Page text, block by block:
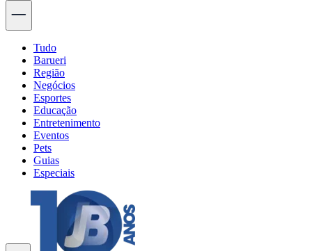
Tudo
Barueri
Região
Negócios
Esportes
Educação
Entretenimento
Eventos
Pets
Guias
Especiais
Explore Tudo
Últimas Notícias
Previsão do Tempo
Trânsito e Rotas